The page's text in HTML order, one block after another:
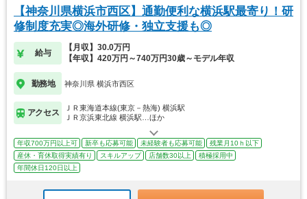
【神奈川県横浜市西区】通勤便利な横浜駅最寄り！研
修制度充実◎海外研修・独立支援も◎
給与
【月収】30.0万円
【年収】420万円～740万円30歳～モデル年収
勤務地 神奈川県 横浜市西区
アクセス
ＪＲ東海道本線(東京－熱海) 横浜駅
ＪＲ京浜東北線 横浜駅…ほか
年収700万円以上可 新卒も応募可能 未経験者も応募可能
残業月10ｈ以下
産休・育休取得実績有り
スキルアップ 店舗数30以上
積極採用中
年間休日120日以上